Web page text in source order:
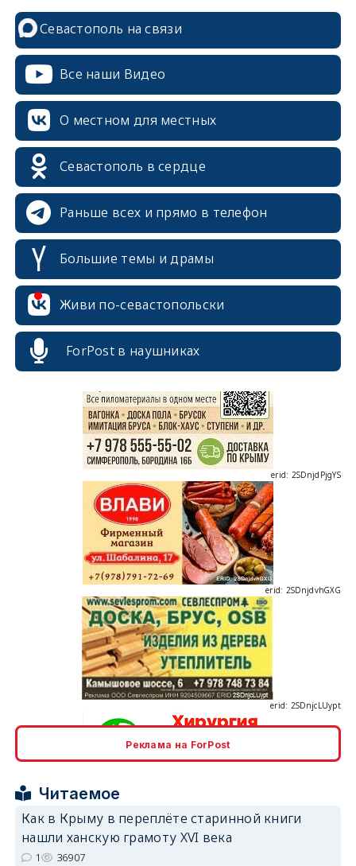
Севастополь на связи
Все наши Видео
О местном для местных
Севастополь в сердце
Раньше всех и прямо в телефон
Большие темы и драмы
Живи по-севастопольски
ForPost в наушниках
erid: 2SDnjcrDNw6
erid: 2SDnjdvhGXG
erid: 2SDnjcrDNw6
Реклама на ForPost
Читаемое
Как в Крыму в переплёте старинной книги
нашли ханскую грамоту XVI века
1 36907